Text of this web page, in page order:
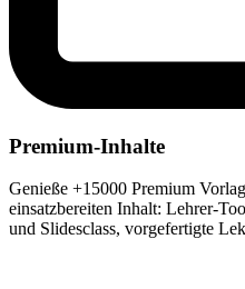
Premium-Inhalte
Genieße +15000 Premium
einsatzbereiten Inhalt: Lehrer-
und Slidesclass, vorgefertigte